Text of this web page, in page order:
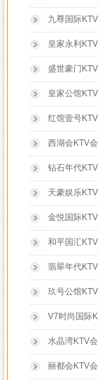
九尊国际
皇家永利
盛世豪门
皇家公馆
红馆壹号
西湖会KTV
钻石年代
天豪娱乐
金悦国际
和平国汇
翡翠年代
玖号公馆
V7时尚国际
水晶湾KTV
丽都会KTV